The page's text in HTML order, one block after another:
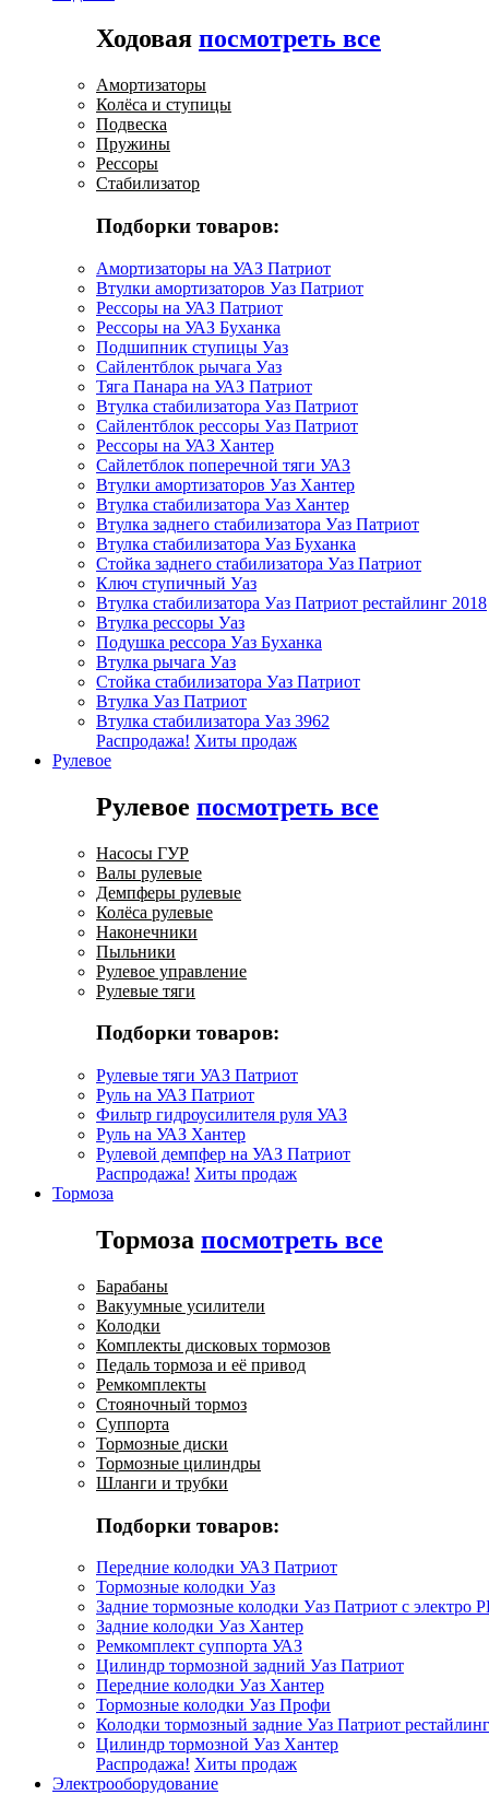
Ходовая посмотреть все
Амортизаторы
Колёса и ступицы
Подвеска
Пружины
Рессоры
Стабилизатор
Подборки товаров:
Амортизаторы на УАЗ Патриот
Втулки амортизаторов Уаз Патриот
Рессоры на УАЗ Патриот
Рессоры на УАЗ Буханка
Подшипник ступицы Уаз
Сайлентблок рычага Уаз
Тяга Панара на УАЗ Патриот
Втулка стабилизатора Уаз Патриот
Сайлентблок рессоры Уаз Патриот
Рессоры на УАЗ Хантер
Сайлетблок поперечной тяги УАЗ
Втулки амортизаторов Уаз Хантер
Втулка стабилизатора Уаз Хантер
Втулка заднего стабилизатора Уаз Патриот
Втулка стабилизатора Уаз Буханка
Стойка заднего стабилизатора Уаз Патриот
Ключ ступичный Уаз
Втулка стабилизатора Уаз Патриот рестайлинг 2018
Втулка рессоры Уаз
Подушка рессора Уаз Буханка
Втулка рычага Уаз
Стойка стабилизатора Уаз Патриот
Втулка Уаз Патриот
Втулка стабилизатора Уаз 3962
Распродажа! Хиты продаж
Рулевое
Рулевое посмотреть все
Насосы ГУР
Валы рулевые
Демпферы рулевые
Колёса рулевые
Наконечники
Пыльники
Рулевое управление
Рулевые тяги
Подборки товаров:
Рулевые тяги УАЗ Патриот
Руль на УАЗ Патриот
Фильтр гидроусилителя руля УАЗ
Руль на УАЗ Хантер
Рулевой демпфер на УАЗ Патриот
Распродажа! Хиты продаж
Тормоза
Тормоза посмотреть все
Барабаны
Вакуумные усилители
Колодки
Комплекты дисковых тормозов
Педаль тормоза и её привод
Ремкомплекты
Стояночный тормоз
Суппорта
Тормозные диски
Тормозные цилиндры
Шланги и трубки
Подборки товаров:
Передние колодки УАЗ Патриот
Тормозные колодки Уаз
Задние тормозные колодки Уаз Патриот с электро
Задние колодки Уаз Хантер
Ремкомплект суппорта УАЗ
Цилиндр тормозной задний Уаз Патриот
Передние колодки Уаз Хантер
Тормозные колодки Уаз Профи
Колодки тормозный задние Уаз Патриот
Цилиндр тормозной Уаз Хантер
Распродажа! Хиты продаж
Электрооборудование